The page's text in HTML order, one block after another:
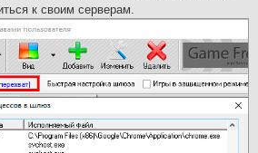
к своим серверам.